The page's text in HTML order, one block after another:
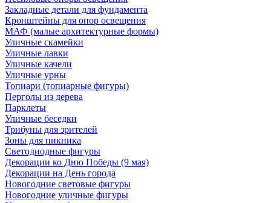
Закладные детали для фундамента
Кронштейны для опор освещения
МАФ (малые архитектурные формы)
Уличные скамейки
Уличные лавки
Уличные качели
Уличные урны
Топиари (топиарные фигуры)
Перголы из дерева
Парклеты
Уличные беседки
Трибуны для зрителей
Зоны для пикника
Светодиодные фигуры
Декорации ко Дню Победы (9 мая)
Декорации на День города
Новогодние световые фигуры
Новогодние уличные фигуры